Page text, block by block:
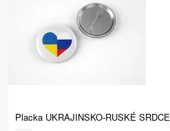
Placka UKRAJINSKO-RUSKÉ SRDCE